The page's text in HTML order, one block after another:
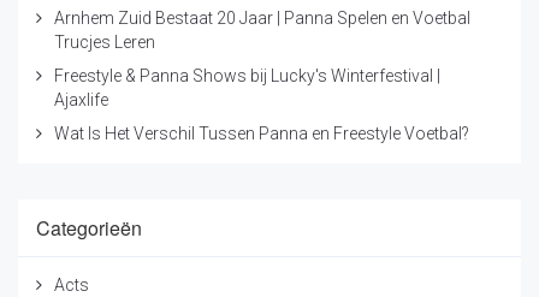
Arnhem Zuid Bestaat 20 Jaar | Panna Spelen en Voetbal
Trucjes Leren
Freestyle & Panna Shows bij Lucky's Winterfestival |
Ajaxlife
Wat Is Het Verschil Tussen Panna en Freestyle Voetbal?
Categorieën
Acts